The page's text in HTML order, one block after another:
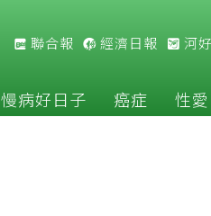
聯合報 經濟日報 河
慢病好日子 癌症 性愛